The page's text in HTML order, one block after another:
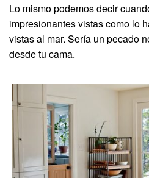
Lo mismo podemos decir
impresionantes vistas como lo
vistas al mar. Sería un pecado
desde tu cama.